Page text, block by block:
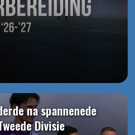
na spannenede
Divisie